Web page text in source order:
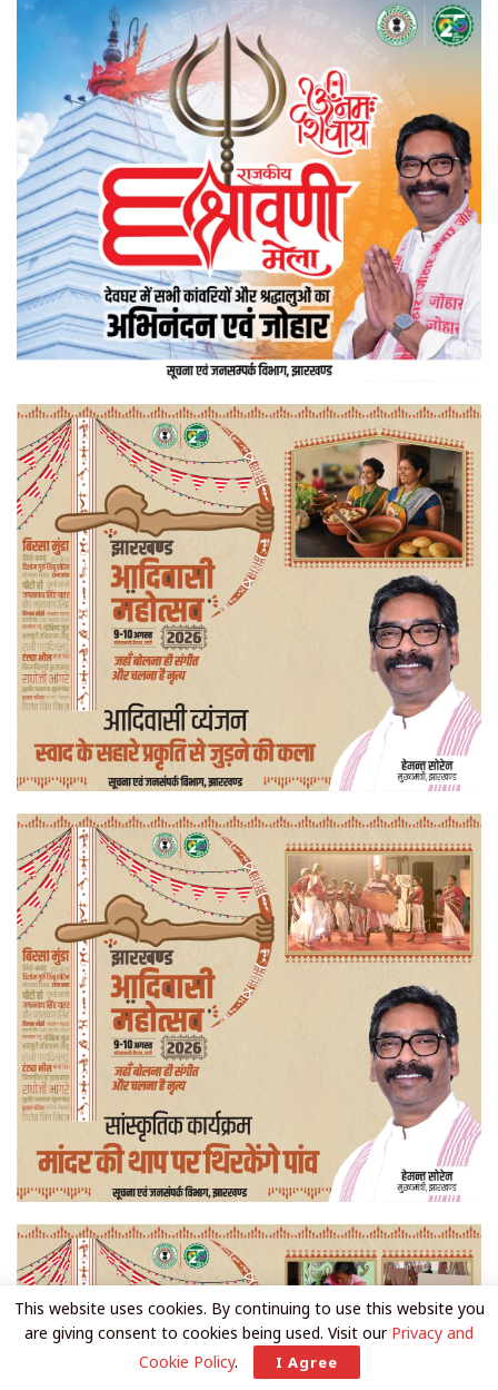
This website uses cookies. By continuing to use this website you
are giving consent to cookies being used. Visit our Privacy and
Cookie Policy. I Agree